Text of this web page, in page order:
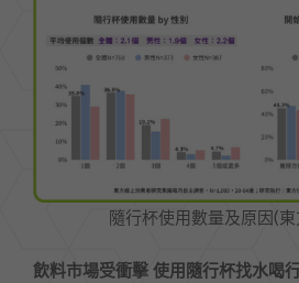
隨行杯使用數量及原因(
飲料市場受衝擊 使用隨行杯找水喝